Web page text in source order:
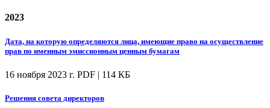
2023
Дата, на которую определяются лица, имеющие право на осуществление
прав по именным эмиссионным ценным бумагам
16 ноября 2023 г. PDF | 114 КБ
Решения совета директоров